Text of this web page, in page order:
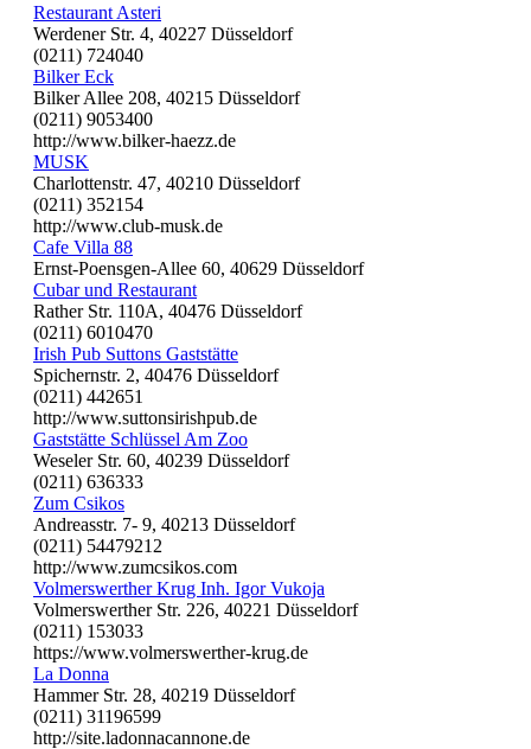
Restaurant Asteri
Werdener Str. 4, 40227 Düsseldorf
(0211) 724040
Bilker Eck
Bilker Allee 208, 40215 Düsseldorf
(0211) 9053400
http://www.bilker-haezz.de
MUSK
Charlottenstr. 47, 40210 Düsseldorf
(0211) 352154
http://www.club-musk.de
Cafe Villa 88
Ernst-Poensgen-Allee 60, 40629 Düsseldorf
Cubar und Restaurant
Rather Str. 110A, 40476 Düsseldorf
(0211) 6010470
Irish Pub Suttons Gaststätte
Spichernstr. 2, 40476 Düsseldorf
(0211) 442651
http://www.suttonsirishpub.de
Gaststätte Schlüssel Am Zoo
Weseler Str. 60, 40239 Düsseldorf
(0211) 636333
Zum Csikos
Andreasstr. 7- 9, 40213 Düsseldorf
(0211) 54479212
http://www.zumcsikos.com
Volmerswerther Krug Inh. Igor Vukoja
Volmerswerther Str. 226, 40221 Düsseldorf
(0211) 153033
https://www.volmerswerther-krug.de
La Donna
Hammer Str. 28, 40219 Düsseldorf
(0211) 31196599
http://site.ladonnacannone.de